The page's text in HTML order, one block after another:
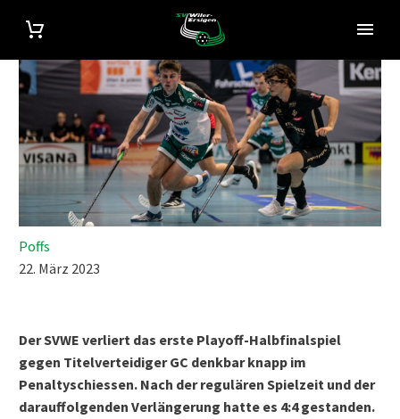
Poffs
22. März 2023
Der SVWE verliert das erste Playoff-Halbfinalspiel
gegen Titelverteidiger GC denkbar knapp im
Penaltyschiessen. Nach der regulären Spielzeit und der
darauffolgenden Verlängerung hatte es 4:4 gestanden.